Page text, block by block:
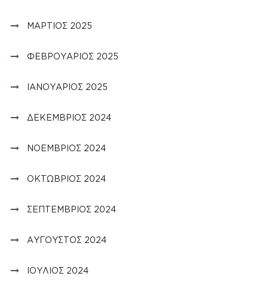
ΜΆΡΤΙΟΣ 2025
ΦΕΒΡΟΥΆΡΙΟΣ 2025
ΙΑΝΟΥΆΡΙΟΣ 2025
ΔΕΚΈΜΒΡΙΟΣ 2024
ΝΟΈΜΒΡΙΟΣ 2024
ΟΚΤΏΒΡΙΟΣ 2024
ΣΕΠΤΈΜΒΡΙΟΣ 2024
ΑΎΓΟΥΣΤΟΣ 2024
ΙΟΎΛΙΟΣ 2024